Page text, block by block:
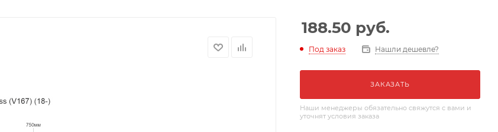
188.50 руб.
Под заказ Нашли дешевле?
ЗАКАЗАТЬ
Наши менеджеры обязательно свяжутся с вами и
уточнят условия заказа